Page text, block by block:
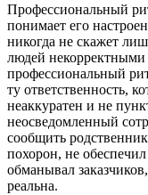
Профессиональный
понимает его
никогда не скажет
людей
профессиональный
ту ответственность,
неаккуратен и не
неосведомленный
сообщить
похорон, не
обманывал
реальна.